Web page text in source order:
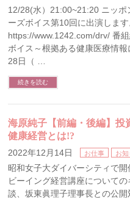
12/28(水）21:00~21:20 ニッ
ーズボイス第10回に出演します
https://www.1242.com/drv/ 番
ボイス～根拠ある健康医療情報
28日（ …
続きを読む
海原純子【前編・後編】投
健康経営とは!?
2022年12月14日 お仕事 お
昭和女子大ダイバーシティで
ビーイング経営講座について
談、坂東眞理子理事長との公